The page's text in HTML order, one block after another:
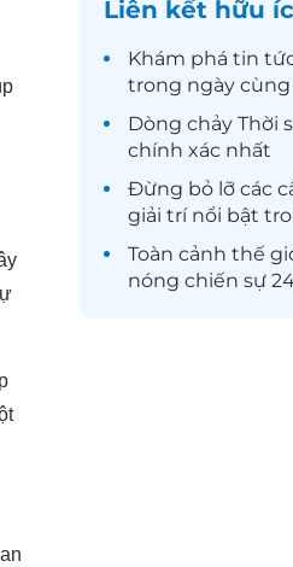
Liên kết hữu
Khám phá tin
trong ngày
Dòng chảy Thời
chính xác nhất
Đừng bỏ lỡ các
giải trínổi bật
Toàn cảnh thế
nóng chiến sự